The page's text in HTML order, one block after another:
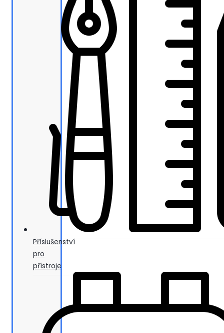
Příslušenství
pro
přístroje